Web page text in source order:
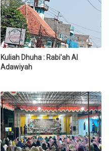
Kuliah Dhuha : Rabi'ah Al
Adawiyah